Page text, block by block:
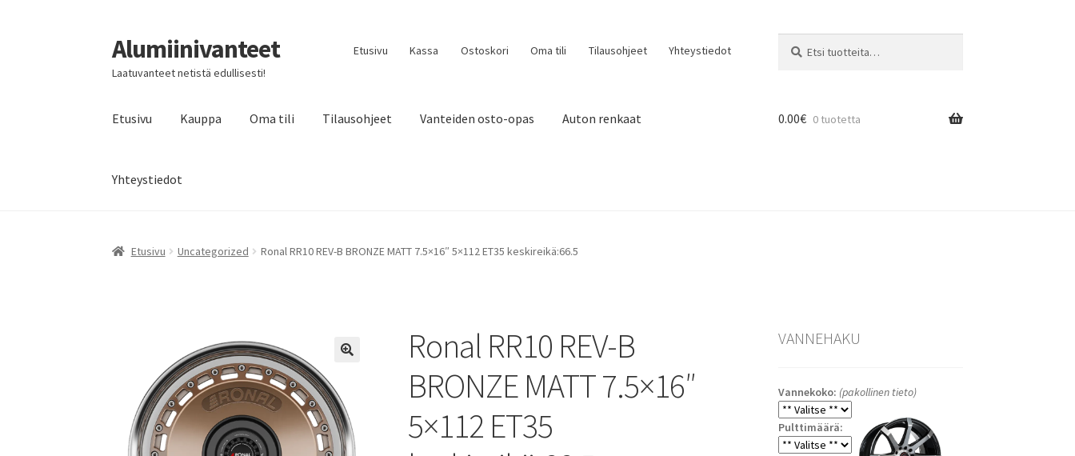
Siirry
navigointiin
Siirry
sisältöön
Alumiinivanteet
Laatuvanteet netistä edullisesti!
Etusivu Kassa Ostoskori Oma tili Tilausohjeet Yhteystiedot
Etusivu Kauppa Oma tili Tilausohjeet Vanteiden osto-opas Auton renkaat
Yhteystiedot
0.00€ 0 tuotetta
Etusivu Uncategorized Ronal RR10 REV-B BRONZE MATT 7.5×16″ 5×112 ET35 keskireikä:66.5
Ronal RR10 REV-B
BRONZE MATT 7.5×16″
5×112 ET35
VANNEHAKU
Vannekoko: (pakollinen tieto)
Pulttimäärä: